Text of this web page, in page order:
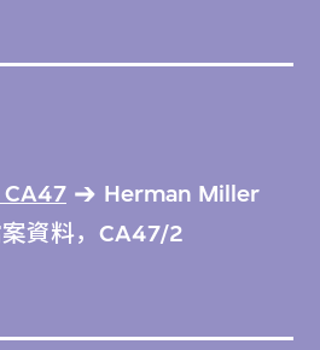
CA47
Herman Miller
案資料，CA47/2